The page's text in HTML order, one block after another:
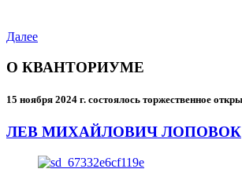
Далее
О КВАНТОРИУМЕ
15 ноября 2024 г. состоялось торжественное
ЛЕВ МИХАЙЛОВИЧ ЛОПОВОК